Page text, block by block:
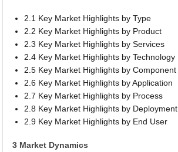
2.1 Key Market Highlights by Type
2.2 Key Market Highlights by Product
2.3 Key Market Highlights by Services
2.4 Key Market Highlights by Technology
2.5 Key Market Highlights by Component
2.6 Key Market Highlights by Application
2.7 Key Market Highlights by Process
2.8 Key Market Highlights by Deployment
2.9 Key Market Highlights by End User
3 Market Dynamics